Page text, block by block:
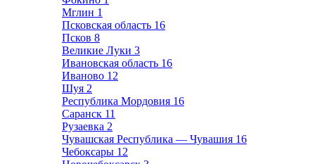
Мглин 1
Псковская область 16
Псков 8
Великие Луки 3
Ивановская область 16
Иваново 12
Шуя 2
Республика Мордовия 16
Саранск 11
Рузаевка 2
Чувашская Республика — Чувашия 16
Чебоксары 12